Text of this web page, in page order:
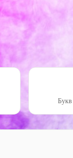
Букв